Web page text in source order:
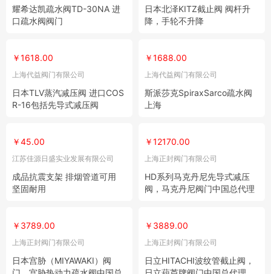
耀希达凯疏水阀TD-30NA 进
口疏水阀阀门
日本北泽KITZ截止阀 阀杆升
降，手轮不升降
￥1618.00
上海代益阀门有限公司
日本TLV蒸汽减压阀 进口COS
R-16包括先导式减压阀
￥1688.00
上海代益阀门有限公司
斯派莎克SpiraxSarco疏水阀
上海
￥45.00
江苏佳源日盛实业发展有限公司
成品抗震支架 排烟管道可用
坚固耐用
￥12170.00
上海正封阀门有限公司
HD系列马克丹尼先导式减压
阀，马克丹尼阀门中国总代理
￥3789.00
上海正封阀门有限公司
日本宫胁（MIYAWAKI）阀
￥3889.00
上海正封阀门有限公司
日立HITACHI波纹管截止阀，